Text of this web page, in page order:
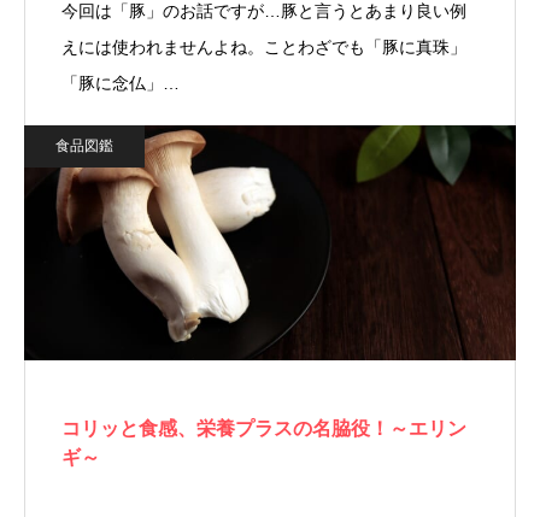
今回は「豚」のお話ですが…豚と言うとあまり良い例
えには使われませんよね。ことわざでも「豚に真珠」
「豚に念仏」…
食品図鑑
コリッと食感、栄養プラスの名脇役！～エリン
ギ～